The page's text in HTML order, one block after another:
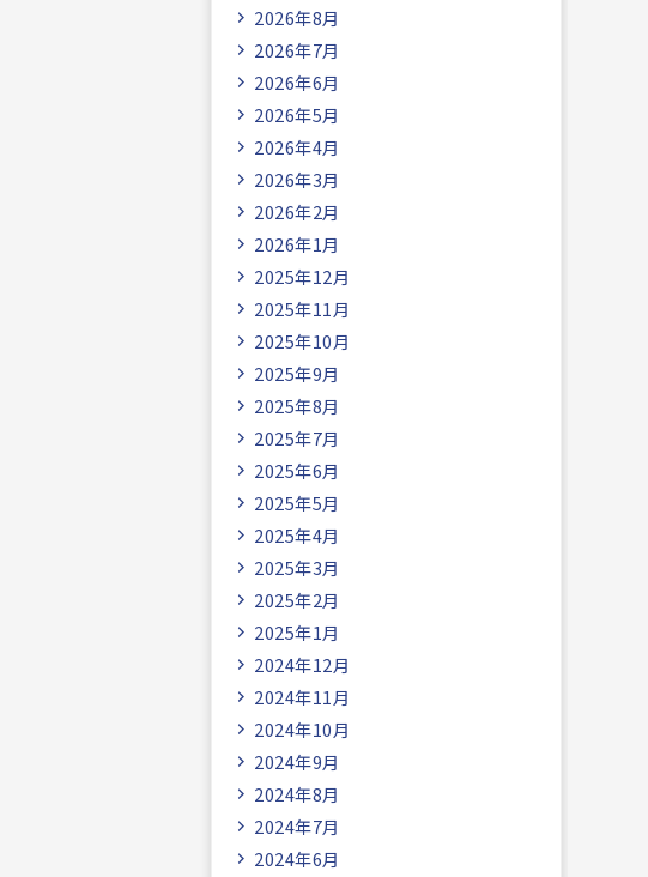
2026年8月
2026年7月
2026年6月
2026年5月
2026年4月
2026年3月
2026年2月
2026年1月
2025年12月
2025年11月
2025年10月
2025年9月
2025年8月
2025年7月
2025年6月
2025年5月
2025年4月
2025年3月
2025年2月
2025年1月
2024年12月
2024年11月
2024年10月
2024年9月
2024年8月
2024年7月
2024年6月